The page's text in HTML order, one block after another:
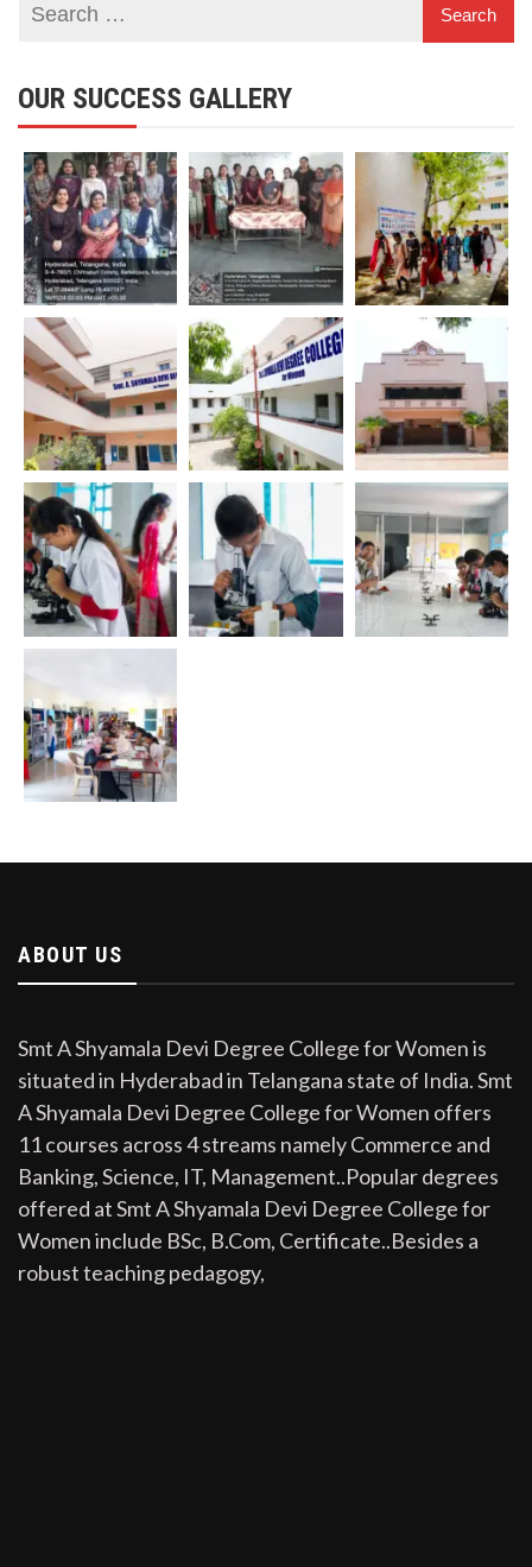
OUR SUCCESS GALLERY
ABOUT US
Smt A Shyamala Devi Degree College for Women is
situated in Hyderabad in Telangana state of India. Smt
A Shyamala Devi Degree College for Women offers
11 courses across 4 streams namely Commerce and
Banking, Science, IT, Management..Popular degrees
offered at Smt A Shyamala Devi Degree College for
Women include BSc, B.Com, Certificate..Besides a
robust teaching pedagogy,